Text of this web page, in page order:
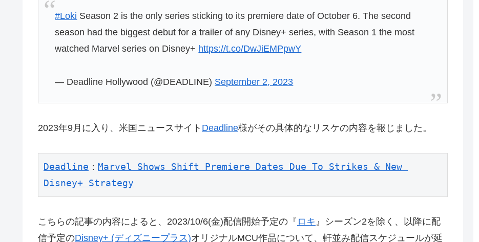
#Loki Season 2 is the only series sticking to its premiere date of October 6. The second
season had the biggest debut for a trailer of any Disney+ series, with Season 1 the most
watched Marvel series on Disney+ https://t.co/DwJiEMPpwY
— Deadline Hollywood (@DEADLINE) September 2, 2023
2023年9月に入り、米国ニュースサイト Deadline様がその具体的なリスケの内容を報じました。
Deadline ： Marvel Shows Shift Premiere Dates Due To Strikes & New
Disney+ Strategy
こちらの記事の内容によると、2023/10/6(金)配信開始予定の『 ロキ 』シーズン2を除く、以降に配
信予定のDisney+ (ディズニープラス)オリジナルMCU作品について、軒並み配信スケジュールが延